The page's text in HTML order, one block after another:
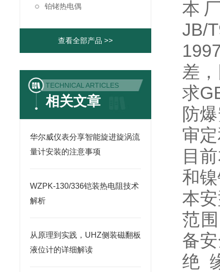
铂铑热电偶
查看全部产品 >>
TECHNICAL ARTICLES
相关文章
华尔威仪表分享智能旋进旋涡流
量计安装的注意事项
WZPK-130/336铠装热电阻技术
解析
从原理到实践，UHZ侧装磁翻板
液位计的详细解读
本
JB/
差
求
防
审
目
和
本
范
备
绝